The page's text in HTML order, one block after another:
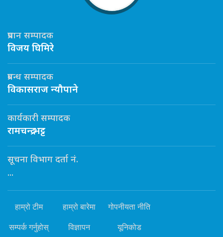
प्रधान सम्पादक
विजय घिमिरे
प्रबन्ध सम्पादक
विकासराज न्यौपाने
कार्यकारी सम्पादक
रामचन्द्र भट्ट
सूचना विभाग दर्ता नं.
...
हाम्रो टीम हाम्रो बारेमा गोपनीयता नीति
सम्पर्क गर्नुहोस् विज्ञापन यूनिकोड